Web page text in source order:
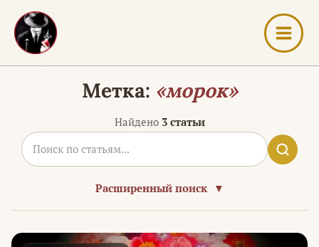
Перейти
содержимому
Метка: «морок»
Найдено 3 статьи
Расширенный поиск ▼